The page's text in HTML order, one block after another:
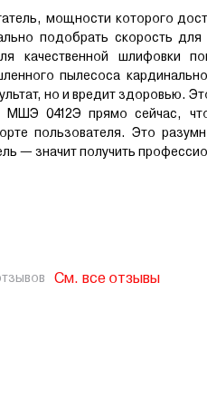
мощности которого
подобрать скорость
качественной шлифовки
пылесоса
но и вредит здоровью.
0412Э прямо сейчас,
пользователя. Это
— значит получить
См. все отзывы